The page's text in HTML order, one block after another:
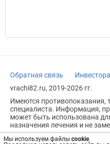
Мы используем файлы cookie.
Обратная связь
vrachi82.ru, 2019-2026 гг.
Имеются противопоказания,
специалиста. Информация,
может быть использована
назначения лечения и не
Возрастное ограничение: 18+